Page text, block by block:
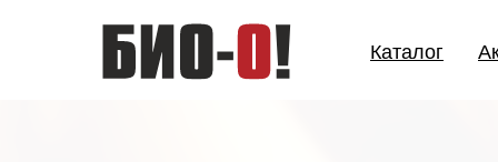
Каталог
Каталог